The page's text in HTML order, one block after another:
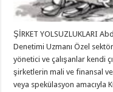
ŞİRKET YOLSUZLUKLARI
Denetimi Uzmanı Özel
yönetici ve çalışanlar kendi
şirketlerin mali ve finansal
veya spekülasyon amacıyla